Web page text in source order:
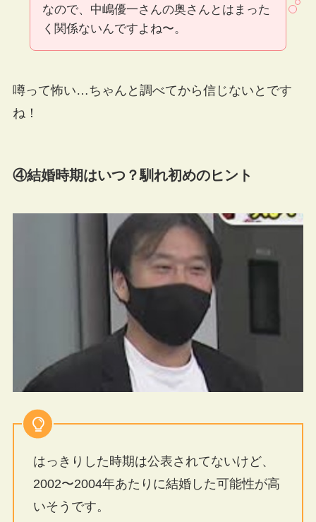
なので、中嶋優一さんの奥さんとはまった
く関係ないんですよね〜。
噂って怖い…ちゃんと調べてから信じないとです
ね！
④結婚時期はいつ？馴れ初めのヒント
はっきりした時期は公表されてないけど、
2002〜2004年あたりに結婚した可能性が高
いそうです。